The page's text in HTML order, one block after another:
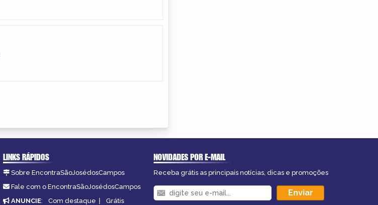
LINKS RÁPIDOS
Sobre EncontraSãoJosédosCampos
Fale com o EncontraSãoJosédosCampos
ANUNCIE: Com destaque | Grátis
NOVIDADES POR E-MAIL
Receba grátis as principais notícias, dicas e promoções